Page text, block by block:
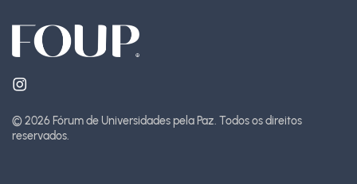
© 2026 Fórum de Universidades pela Paz. Todos os direitos
reservados.